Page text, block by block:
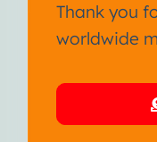
Thank you
worldwide